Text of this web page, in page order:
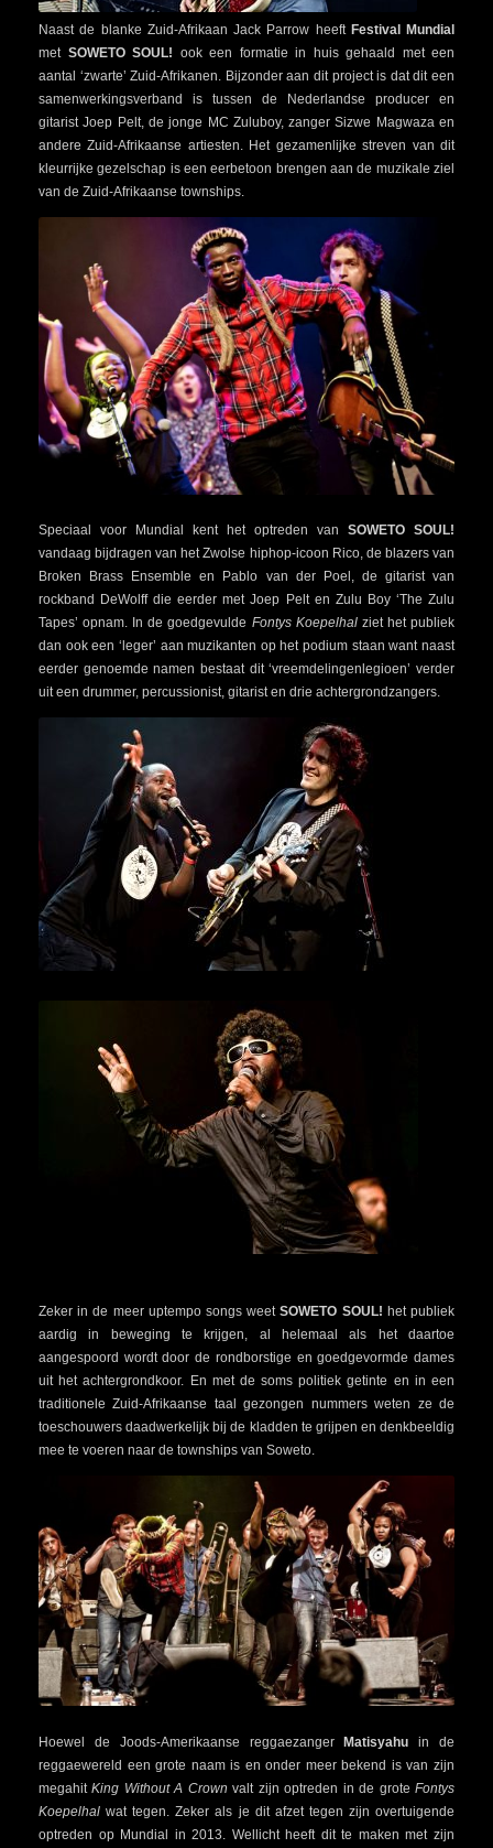
Naast de blanke Zuid-Afrikaan Jack Parrow heeft Festival Mundial
met SOWETO SOUL! ook een formatie in huis gehaald met een
aantal ‘zwarte’ Zuid-Afrikanen. Bijzonder aan dit project is dat dit een
samenwerkingsverband is tussen de Nederlandse producer en
gitarist Joep Pelt, de jonge MC Zuluboy, zanger Sizwe Magwaza en
andere Zuid-Afrikaanse artiesten. Het gezamenlijke streven van dit
kleurrijke gezelschap is een eerbetoon brengen aan de muzikale ziel
van de Zuid-Afrikaanse townships.
Speciaal voor Mundial kent het optreden van SOWETO SOUL!
vandaag bijdragen van het Zwolse hiphop-icoon Rico, de blazers van
Broken Brass Ensemble en Pablo van der Poel, de gitarist van
rockband DeWolff die eerder met Joep Pelt en Zulu Boy ‘The Zulu
Tapes’ opnam. In de goedgevulde Fontys Koepelhalziet het publiek
dan ook een ‘leger’ aan muzikanten op het podium staan want naast
eerder genoemde namen bestaat dit ‘vreemdelingenlegioen’ verder
uit een drummer, percussionist, gitarist en drie achtergrondzangers.
Zeker in de meer uptempo songs weetSOWETO SOUL! het publiek
aardig in beweging te krijgen, al helemaal als het daartoe
aangespoord wordt door de rondborstige en goedgevormde dames
uit het achtergrondkoor. En met de soms politiek getinte en in een
traditionele Zuid-Afrikaanse taal gezongen nummers weten ze de
toeschouwers daadwerkelijk bij de kladden te grijpen en denkbeeldig
mee te voeren naar de townships van Soweto.
Hoewel de Joods-Amerikaanse reggaezangerMatisyahu in de
reggaewereld een grote naam is en onder meer bekend is van zijn
megahitKing Without A Crown valt zijn optreden in de groteFontys
Koepelhal wat tegen. Zeker als je dit afzet tegen zijn overtuigende
optreden op Mundial in 2013. Wellicht heeft dit te maken met zijn